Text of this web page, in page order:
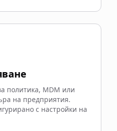
политика, MDM или
на предприятия.
с настройки на